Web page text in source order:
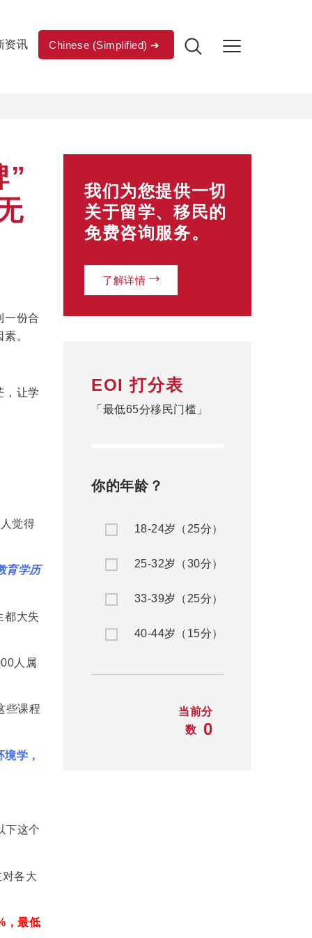
资讯 Chinese (Simplified)
”
一份合
。
，让学
觉得
育学历
都大失
人属
些课程
学，
下这个
各大
，最低
我们为您提供一切
关于留学、移民的
免费咨询服务。
了解详情
EOI 打分表
「最低65分移民门槛」
你的年龄？
18-24岁（25分）
25-32岁（30分）
33-39岁（25分）
40-44岁（15分）
当前分
数
0